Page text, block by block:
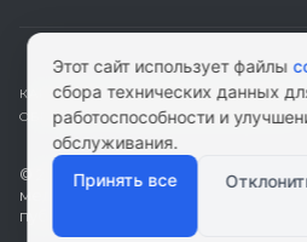
КАРТА САЙТА|ПОЛИТИКА
ОБРАБОТКУ ПЕРСОНАЛЬНЫХ ДАННЫХ
© 2026 ambimed.ru - Медицинское
медтехника. Информация на этом
публичной офертой.
Этот сайт использует файлы
сбора технических данных
работоспособности и
обслуживания.
Принять все